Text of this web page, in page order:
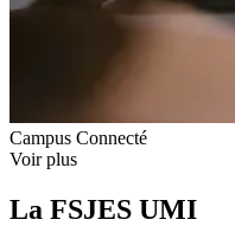
Campus Connecté
Voir plus
La FSJES UMI